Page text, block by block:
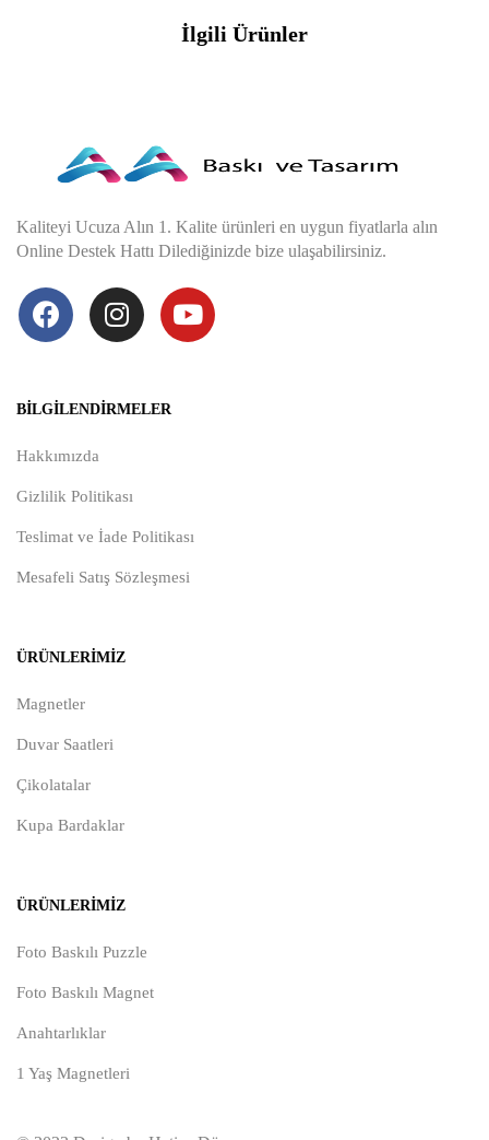
İlgili Ürünler
Kaliteyi Ucuza Alın 1. Kalite ürünleri en uygun fiyatlarla alın
Online Destek Hattı Dilediğinizde bize ulaşabilirsiniz.
BILGILENDIRMELER
Hakkımızda
Gizlilik Politikası
Teslimat ve İade Politikası
Mesafeli Satış Sözleşmesi
ÜRÜNLERIMIZ
Magnetler
Duvar Saatleri
Çikolatalar
Kupa Bardaklar
ÜRÜNLERIMIZ
Foto Baskılı Puzzle
Foto Baskılı Magnet
Anahtarlıklar
1 Yaş Magnetleri